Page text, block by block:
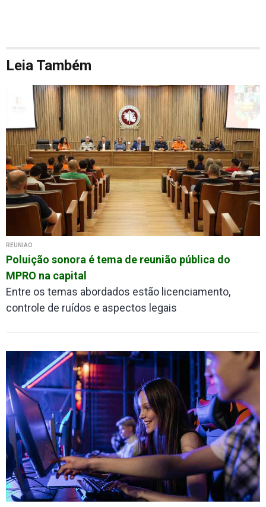
Leia Também
REUNIÃO
Poluição sonora é tema de reunião pública do
MPRO na capital
Entre os temas abordados estão licenciamento,
controle de ruídos e aspectos legais